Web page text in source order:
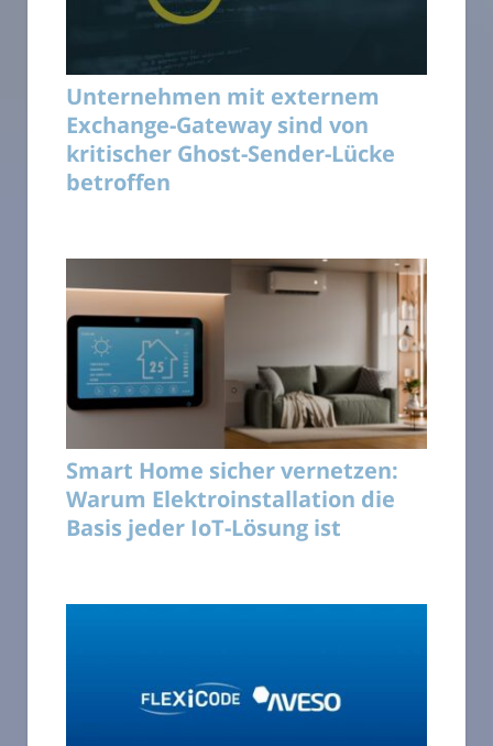
Unternehmen mit externem
Exchange-Gateway sind von
kritischer Ghost-Sender-Lücke
betroffen
Smart Home sicher vernetzen:
Warum Elektroinstallation die
Basis jeder IoT-Lösung ist